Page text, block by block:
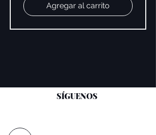
Agregar al carrito
SÍGUENOS